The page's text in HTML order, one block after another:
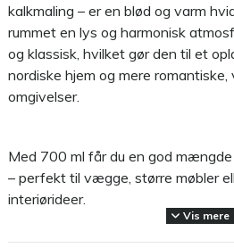
kalkmaling – er en blød og varm
rummet en lys og harmonisk
og klassisk, hvilket gør den til et
nordiske hjem og mere
omgivelser.
Med 700 ml får du en god
– perfekt til vægge, større møbler
interiørideer.
Vis mere